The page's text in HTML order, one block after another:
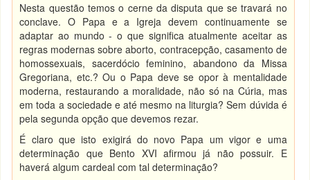
Nesta questão temos o cerne da disputa que se travará no
conclave. O Papa e a Igreja devem continuamente se
adaptar ao mundo - o que significa atualmente aceitar as
regras modernas sobre aborto, contracepção, casamento de
homossexuais, sacerdócio feminino, abandono da Missa
Gregoriana, etc.? Ou o Papa deve se opor à mentalidade
moderna, restaurando a moralidade, não só na Cúria, mas
em toda a sociedade e até mesmo na liturgia? Sem dúvida é
pela segunda opção que devemos rezar.
É claro que isto exigirá do novo Papa um vigor e uma
determinação que Bento XVI afirmou já não possuir. E
haverá algum cardeal com tal determinação?